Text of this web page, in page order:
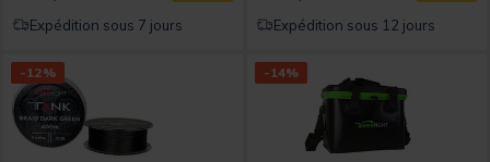
Expédition sous 7 jours Expédition sous 12 jours
-12% -14%